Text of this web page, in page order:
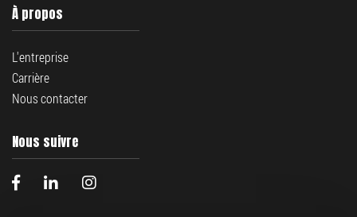
À propos
L'entreprise
Carrière
Nous contacter
Nous suivre